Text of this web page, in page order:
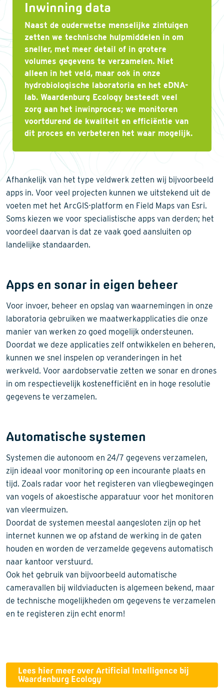
Inwinning data
Naast de ouderwetse menselijke zintuigen
zetten we technische hulpmiddelen in om
sneller, met meer detail of in grotere
volumes gegevens te verzamelen. Niet
alleen in het veld, maar ook in onze
hydrobiologische laboratoria en het eDNA-
lab. Waardenburg Ecology besteedt veel
zorg aan het inwinproces; we monitoren
voortdurend de kwaliteit en efficiëntie van
dit proces en verbeteren het waar mogelijk.
Afhankelijk van het type veldwerk zetten wij bijvoorbeeld
apps in. Voor veel projecten kunnen we uitstekend uit de
voeten met het ArcGIS-platform en Field Maps van Esri.
Soms kiezen we voor specialistische apps van derden; het
voordeel daarvan is dat ze vaak goed aansluiten op
landelijke standaarden.
Apps en sonar in eigen beheer
Voor invoer, beheer en opslag van waarnemingen in onze
laboratoria gebruiken we maatwerkapplicaties die onze
manier van werken zo goed mogelijk ondersteunen.
Doordat we deze applicaties zelf ontwikkelen en beheren,
kunnen we snel inspelen op veranderingen in het
werkveld. Voor aardobservatie zetten we sonar en drones
in om respectievelijk kostenefficiënt en in hoge resolutie
gegevens te verzamelen.
Automatische systemen
Systemen die autonoom en 24/7 gegevens verzamelen,
zijn ideaal voor monitoring op een incourante plaats en
tijd. Zoals radar voor het registeren van vliegbewegingen
van vogels of akoestische apparatuur voor het monitoren
van vleermuizen.
Doordat de systemen meestal aangesloten zijn op het
internet kunnen we op afstand de werking in de gaten
houden en worden de verzamelde gegevens automatisch
naar kantoor verstuurd.
Ook het gebruik van bijvoorbeeld automatische
cameravallen bij wildviaducten is algemeen bekend, maar
de technische mogelijkheden om gegevens te verzamelen
en te registeren zijn echt enorm!
Lees hier meer over Artificial Intelligence bij
Waardenburg Ecology